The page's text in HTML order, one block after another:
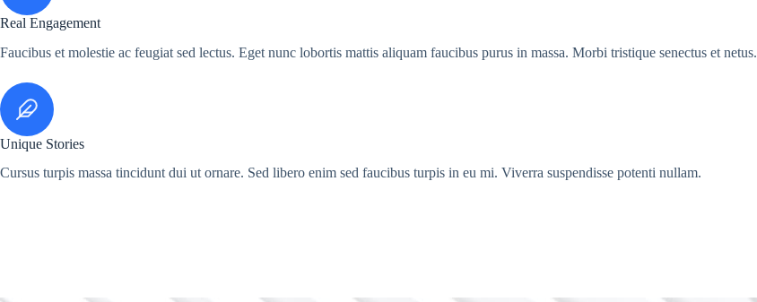
Real Engagement
Faucibus et molestie ac feugiat sed lectus. Eget nunc lobortis mattis aliquam faucibus purus in massa. Morbi tristique senectus et netus.
Unique Stories
Cursus turpis massa tincidunt dui ut ornare. Sed libero enim sed faucibus turpis in eu mi. Viverra suspendisse potenti nullam.